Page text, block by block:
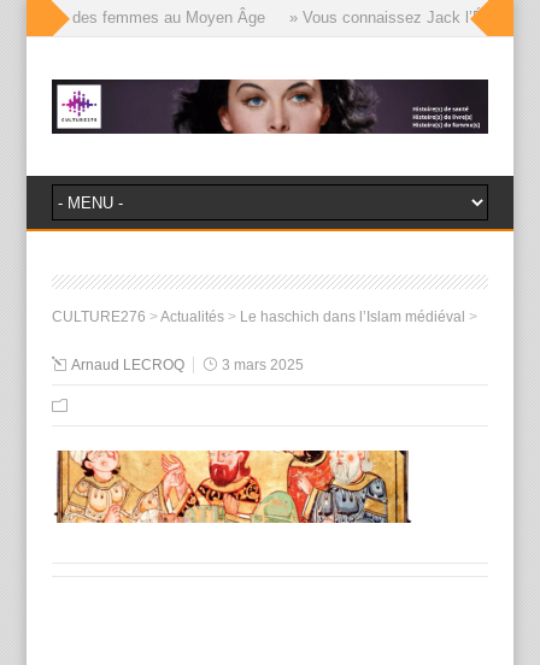
des femmes au Moyen Âge » Vous connaissez Jack
CULTURE276 >Actualités> Le haschich dans l’Islam médiéval >
Arnaud LECROQ 3 mars 2025